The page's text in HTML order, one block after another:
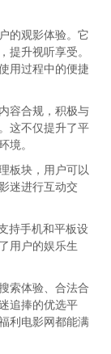
的观影体验。它
提升视听享受。
用过程中的便捷
容合规，积极与
这不仅提升了平
境。
板块，用户可以
迷进行互动交
持手机和平板设
用户的娱乐生
索体验、合法合
追捧的优选平
利电影网都能满